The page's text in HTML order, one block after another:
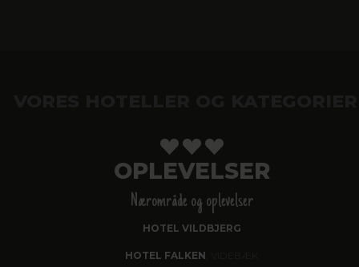
OPLEVELSER
Nærområde og oplevelser
HOTEL VILDBJERG
HOTEL FALKEN